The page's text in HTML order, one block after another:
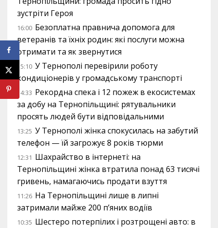
зустріти Героя
16:00 Безоплатна правнича допомога для
ветеранів та їхніх родин: які послуги можна
отримати та як звернутися
15:10 У Тернополі перевірили роботу
кондиціонерів у громадському транспорті
14:33 Рекордна спека і 12 пожеж в екосистемах
за добу на Тернопільщині: рятувальники
просять людей бути відповідальними
13:25 У Тернополі жінка спокусилась на забутий
телефон — їй загрожує 8 років тюрми
12:31 Шахрайство в інтернеті: на
Тернопільщині жінка втратила понад 63 тисячі
гривень, намагаючись продати взуття
11:26 На Тернопільщині лише в липні
затримали майже 200 п’яних водіїв
10:35 Шестеро потерпілих і розтрощені авто: в